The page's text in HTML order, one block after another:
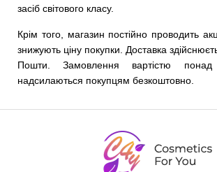
засіб світового класу.
Крім того, магазин постійно проводить
знижують ціну покупки. Доставка
Пошти. Замовлення вартістю
надсилаються покупцям безкоштовно.